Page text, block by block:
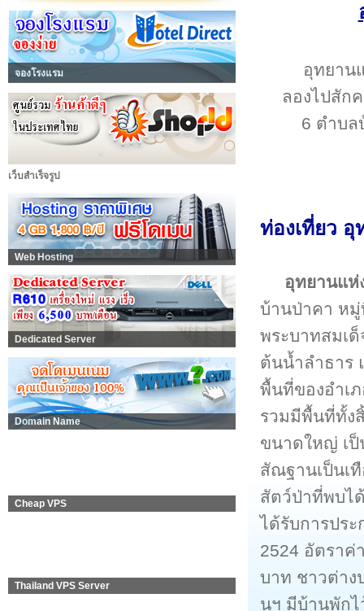
จองโรงแรม
เว็บสำเร็จรูป
Web Hosting
Dedicated Server
Domain Name
Cheap VPS
Thailand VPS Server
อุทยาน
ลองไปสัก
6 ตำบล
ท่องเที่ยว
อุทยานแห่
บ้านป่าคา หมู่
พระบาทสมเ
ต้นน้ำลำธาร
พื้นที่ของอำเ
รวมมีพื้นที่ทั้ง
ขนาดใหญ่ เ
สัณฐานเป็นเ
สัตว์ป่าที่พบไ
ได้รับการปร
2524 อัตราค่
บาท ชาวต่าง
นฯ มีบ้านพักไ